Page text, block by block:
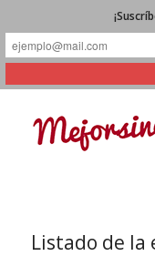
Listado de